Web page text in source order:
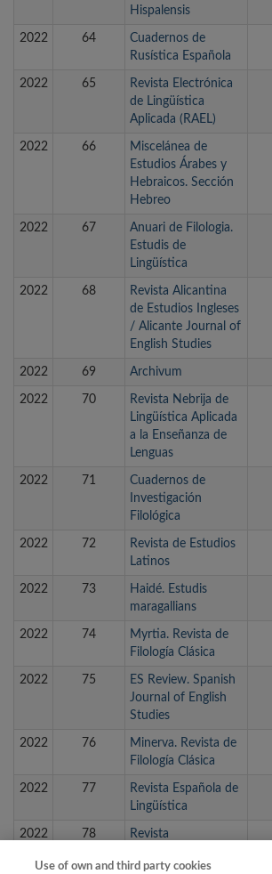
Hispalensis
2022 64
Cuadernos de
Rusística Española
2022 65
Revista Electrónica
de Lingüística
Aplicada (RAEL)
2022 66
Miscelánea de
Estudios Árabes y
Hebraicos. Sección
Hebreo
2022 67
Anuari de Filologia.
Estudis de
Lingüística
2022 68
Revista Alicantina
de Estudios Ingleses
/ Alicante Journal of
English Studies
2022 69 Archivum
2022 70
Revista Nebrija de
Lingüística Aplicada
a la Enseñanza de
Lenguas
2022 71
Cuadernos de
Investigación
Filológica
2022 72
Revista de Estudios
Latinos
2022 73
Haidé. Estudis
maragallians
2022 74
Myrtia. Revista de
Filología Clásica
2022 75
ES Review. Spanish
Journal of English
Studies
2022 76
Minerva. Revista de
Filología Clásica
2022 77
Revista Española de
Lingüística
2022 78
Revista
Lenguas Extranjeras
Use of own and third party cookies